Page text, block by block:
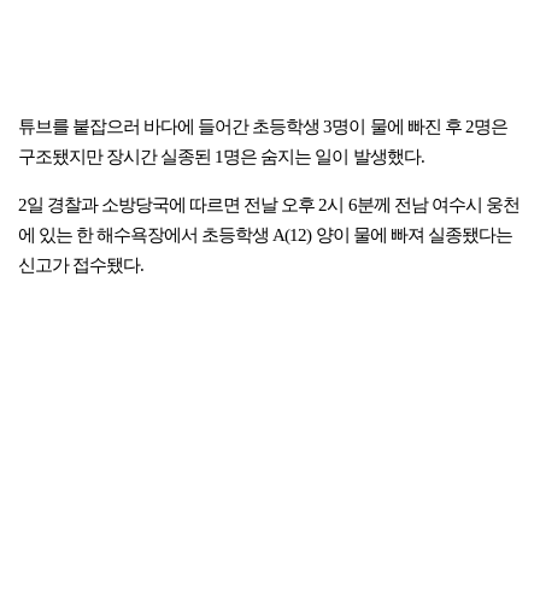
튜브를 붙잡으러 바다에 들어간 초등학생 3명이 물에 빠진 후 2명은
구조됐지만 장시간 실종된 1명은 숨지는 일이 발생했다.
2일 경찰과 소방당국에 따르면 전날 오후 2시 6분께 전남 여수시 웅천
에 있는 한 해수욕장에서 초등학생 A(12) 양이 물에 빠져 실종됐다는
신고가 접수됐다.